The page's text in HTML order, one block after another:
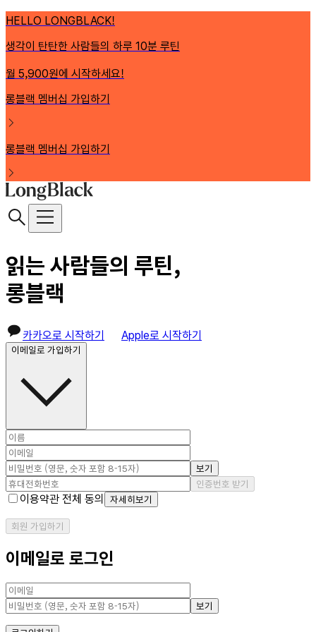
HELLO LONGBLACK!
생각이 탄탄한 사람들의 하루 10분 루틴
월 5,900원에 시작하세요!
롱블랙 멤버십 가입하기
롱블랙 멤버십 가입하기
읽는 사람들의 루틴,
롱블랙
카카오로 시작하기 Apple로 시작하기
이메일로 가입하기
보기
인증번호 받기
이용약관 전체 동의 자세히보기
회원 가입하기
이메일로 로그인
보기